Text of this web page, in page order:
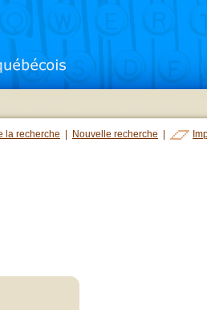
la recherche Nouvelle recherche